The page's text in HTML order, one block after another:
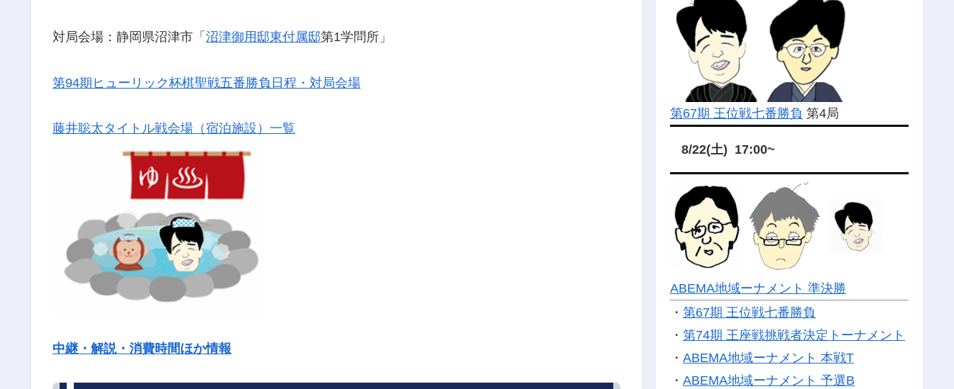
対局会場：静岡県沼津市「 沼津御用邸東付属邸第1学問所」
第94期ヒューリック杯棋聖戦五番勝負日程・対局会場
藤井聡太タイトル戦会場（宿泊施設）一覧
中継・解説・消費時間ほか情報
第67期 王位戦七番勝負 第4局
8/22(土) 17:00~
ABEMA地域ーナメント 準決勝
・ 第67期 王位戦七番勝負
・ 第74期 王座戦挑戦者決定トーナメント
・ ABEMA地域ーナメント 本戦T
・ ABEMA地域ーナメント 予選B